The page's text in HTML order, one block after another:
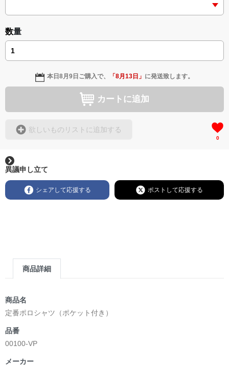
数量
本日8月9日 ご購入で、 「8月13日 」 に発送致します。
カートに追加
欲しいものリストに追加する
0
異議申し立て
シェアして応援する ポストして応援する
商品詳細
商品名
定番ポロシャツ（ポケット付き）
品番
00100-VP
メーカー